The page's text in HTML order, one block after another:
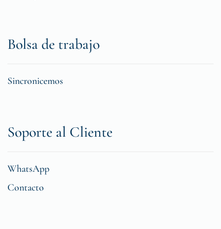
Bolsa de trabajo
Sincronicemos
Soporte al Cliente
WhatsApp
Contacto